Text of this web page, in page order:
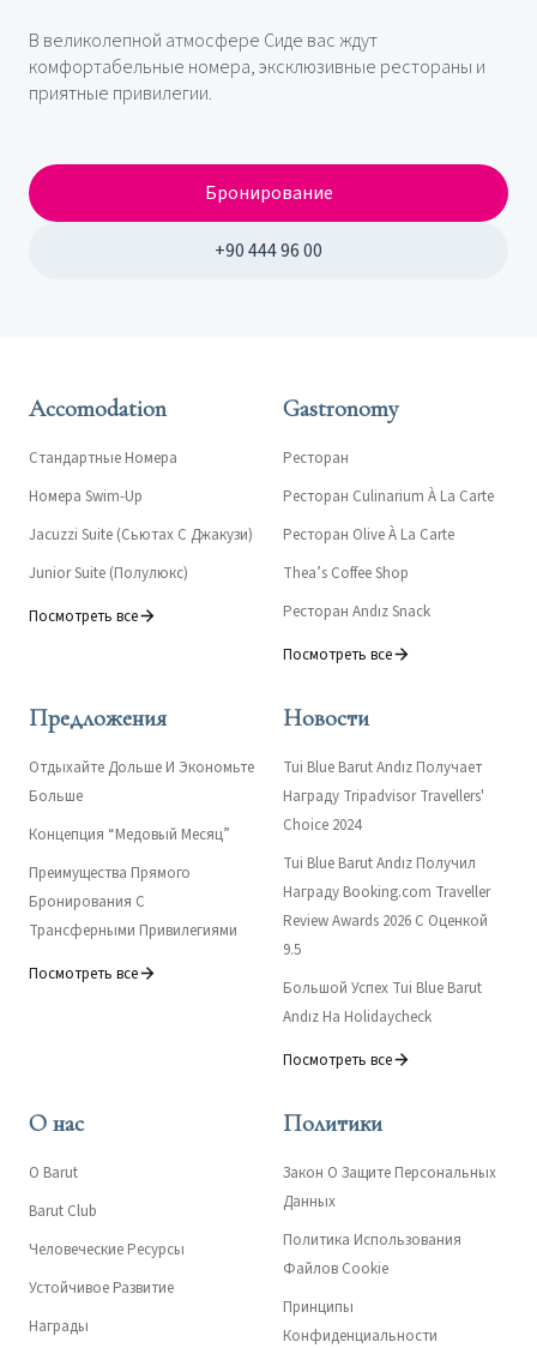
В великолепной атмосфере Сиде вас ждут
комфортабельные номера, эксклюзивные рестораны и
приятные привилегии.
Бронирование
+90 444 96 00
Accomodation
Стандартные Номера
Номера Swim-Up
Jacuzzi Suite (Сьютах С Джакузи)
Junior Suite (Полулюкс)
Посмотреть все
Gastronomy
Ресторан
Ресторан Culinarium À La Carte
Ресторан Olive À La Carte
Thea’s Coffee Shop
Ресторан Andız Snack
Посмотреть все
Предложения
Отдыхайте Дольше И Экономьте
Больше
Концепция “Медовый Месяц”
Преимущества Прямого
Бронирования С
Трансферными Привилегиями
Посмотреть все
Новости
Tui Blue Barut Andız Получает
Награду Tripadvisor Travellers'
Choice 2024
Tui Blue Barut Andız Получил
Награду Booking.com Traveller
Review Awards 2026 С Оценкой
9.5
Большой Успех Tui Blue Barut
Andız На Holidaycheck
Посмотреть все
О нас
О Barut
Barut Club
Человеческие Ресурсы
Устойчивое Развитие
Награды
Политики
Закон О Защите Персональных
Данных
Политика Использования
Файлов Cookie
Принципы
Конфиденциальности